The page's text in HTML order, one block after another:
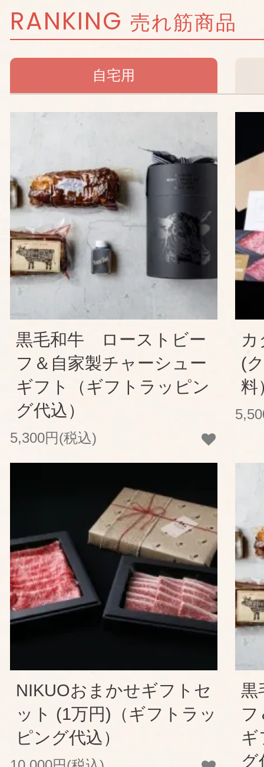
RANKING 売れ筋商品
自宅用
黒毛和牛 ローストビー
フ＆自家製チャーシュー
ギフト（ギフトラッピン
グ代込）
5,300円(税込)
(
料
NIKUOおまかせギフトセ
ット (1万円)（ギフトラッ
ピング代込）
黒
フ
ギ
グ